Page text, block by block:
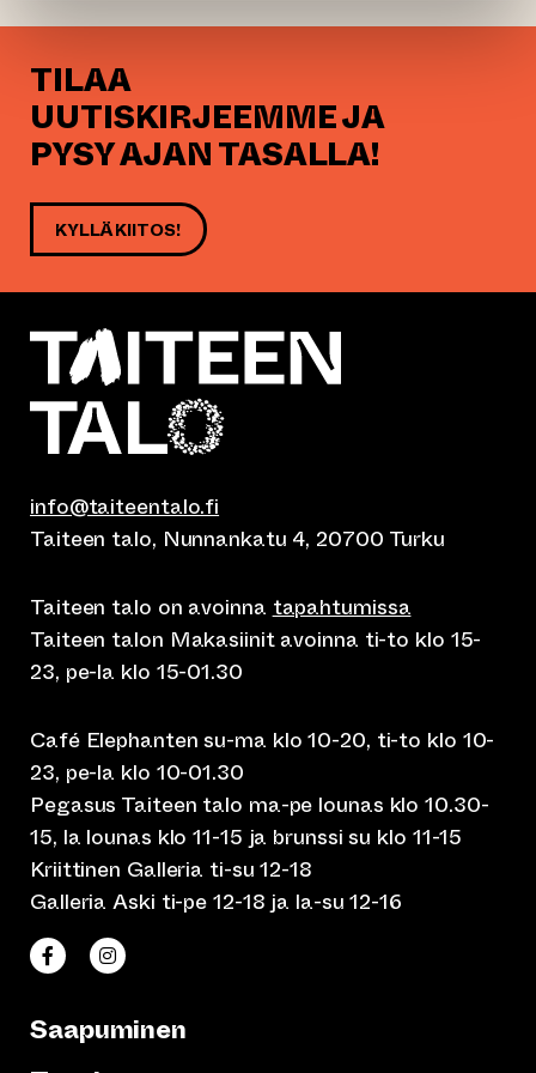
TILAA
UUTISKIRJEEMME JA
PYSY AJAN TASALLA!
KYLLÄ KIITOS!
info@taiteentalo.fi
Taiteen talo, Nunnankatu 4, 20700 Turku
Taiteen talo on avoinnatapahtumissa
Taiteen talon Makasiinit avoinna ti-to klo 15-
23, pe-la klo 15-01.30
Café Elephanten su-ma klo 10-20, ti-to klo 10-
23, pe-la klo 10-01.30
Pegasus Taiteen talo ma-pe lounas klo 10.30-
15, la lounas klo 11-15 ja brunssi su klo 11-15
Kriittinen Galleria ti-su 12-18
Galleria Aski ti-pe 12-18 ja la-su 12-16
Taiteen talo Facebookissa
(siirtyy toiseen verkkopalveluun)
Taiteen talo Instagramissa
(siirtyy toiseen verkkopalveluun)
Saapuminen